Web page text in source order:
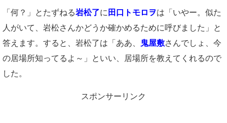
「何？」とたずねる岩松了に 田口トモロヲは「いやー。似た
人がいて、岩松さんかどうか確かめるために呼びました」と
答えます。すると、岩松了は「ああ、
鬼屋敷さんでしょ、今
の居場所知ってるよ～」といい、居場所を教えてくれるので
した。
スポンサーリンク